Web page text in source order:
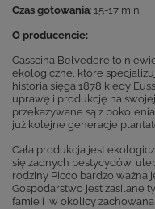
Czas gotowania: 15-17 min
O producencie:
Casscina Belvedere to
ekologiczne, które
historia sięga 1878 kiedy
uprawę i produkcję na
przekazywane są z
już kolejne generacje
Cała produkcja jest
się żadnych pestycydów,
rodziny Picco bardzo ważna
Gospodarstwo jest zasilane
famie i w okolicy